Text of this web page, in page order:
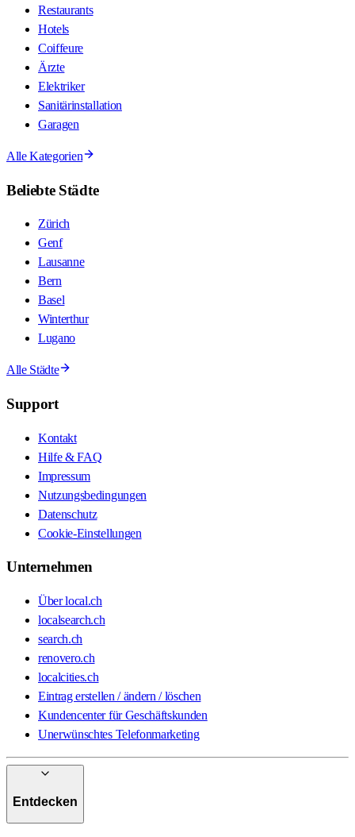
Restaurants
Hotels
Coiffeure
Ärzte
Elektriker
Sanitärinstallation
Garagen
Alle Kategorien
Beliebte Städte
Zürich
Genf
Lausanne
Bern
Basel
Winterthur
Lugano
Alle Städte
Support
Kontakt
Hilfe & FAQ
Impressum
Nutzungsbedingungen
Datenschutz
Cookie-Einstellungen
Unternehmen
Über local.ch
localsearch.ch
search.ch
renovero.ch
localcities.ch
Eintrag erstellen / ändern / löschen
Kundencenter für Geschäftskunden
Unerwünschtes Telefonmarketing
Entdecken